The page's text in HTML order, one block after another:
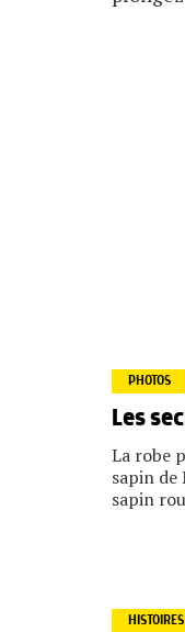
PHOTOS
Les
La robe
sapin de
sapin